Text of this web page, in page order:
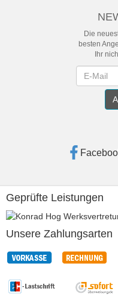
Die
besten
Ihr
Geprüfte Leistungen
Unsere Zahlungsarten